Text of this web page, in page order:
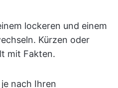
lockeren und einem
Kürzen oder
mit Fakten.
nach Ihren